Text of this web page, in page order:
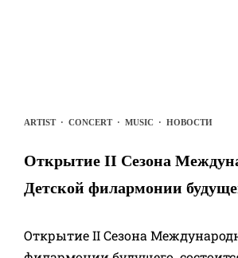
ARTIST· CONCERT· MUSIC · НОВОСТИ
Открытие II Сезона
Детской филармонии
Открытие II Сезона